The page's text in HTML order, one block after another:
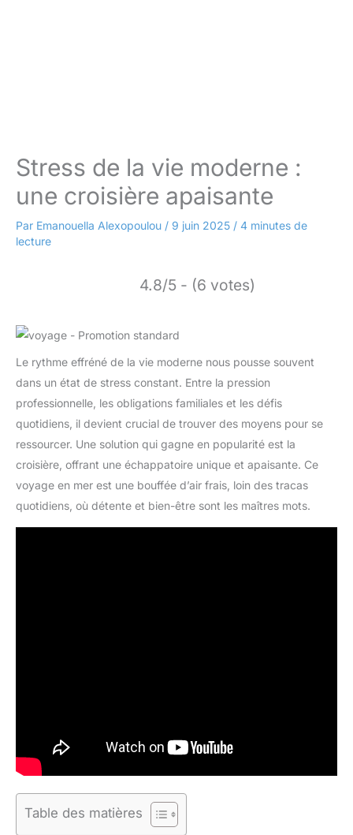
Stress de la vie moderne :
une croisière apaisante
Par Emanouella Alexopoulou / 9 juin 2025 / 4 minutes de
lecture
4.8/5 - (6 votes)
Le rythme effréné de la vie moderne nous pousse souvent
dans un état de stress constant. Entre la pression
professionnelle, les obligations familiales et les défis
quotidiens, il devient crucial de trouver des moyens pour se
ressourcer. Une solution qui gagne en popularité est la
croisière, offrant une échappatoire unique et apaisante. Ce
voyage en mer est une bouffée d’air frais, loin des tracas
quotidiens, où détente et bien-être sont les maîtres mots.
Table des matières